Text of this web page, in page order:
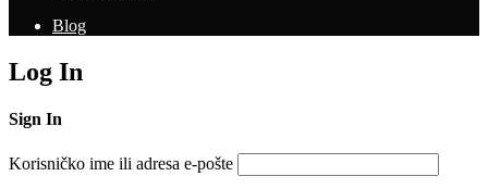
Blog
Log In
Sign In
Korisničko ime ili adresa e-pošte